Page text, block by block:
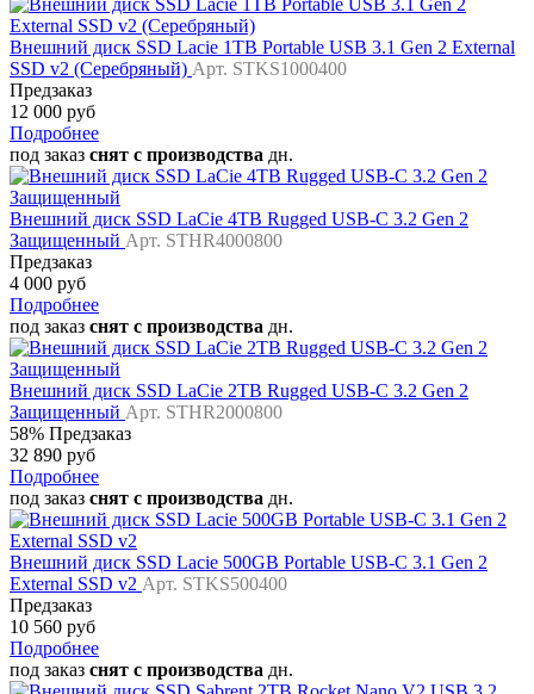
Внешний диск SSD Lacie 1TB Portable USB 3.1 Gen 2 External
SSD v2 (Серебряный) Арт. STKS1000400
Предзаказ
12 000 руб
Подробнее
под заказ снят с производства дн.
Внешний диск SSD LaCie 4TB Rugged USB-C 3.2 Gen 2
Защищенный Арт. STHR4000800
Предзаказ
4 000 руб
Подробнее
под заказ снят с производства дн.
Внешний диск SSD LaCie 2TB Rugged USB-C 3.2 Gen 2
Защищенный Арт. STHR2000800
58% Предзаказ
32 890 руб
Подробнее
под заказ снят с производства дн.
Внешний диск SSD Lacie 500GB Portable USB-C 3.1 Gen 2
External SSD v2 Арт. STKS500400
Предзаказ
10 560 руб
Подробнее
под заказ снят с производства дн.